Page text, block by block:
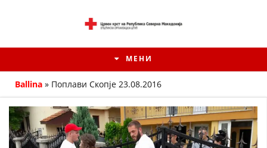
МЕНИ
Ballina » Поплави Скопје 23.08.2016